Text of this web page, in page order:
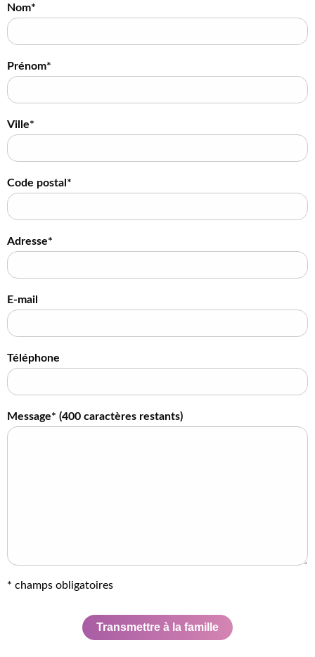
Nom*
Prénom*
Ville*
Code postal*
Adresse*
E-mail
Téléphone
Message* (400 caractères restants)
* champs obligatoires
Transmettre à la famille